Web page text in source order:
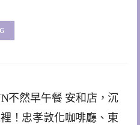
不然早午餐 安和店，沉
！忠孝敦化咖啡廳、東